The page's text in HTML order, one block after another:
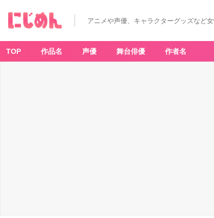
アニメや声優、キャラクターグッズなど
TOP 作品名 声優 舞台俳優 作者名